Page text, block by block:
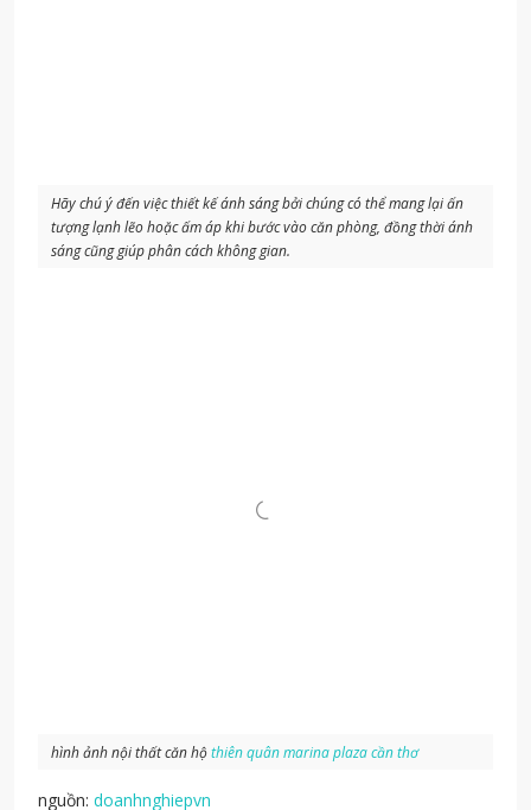
Hãy chú ý đến việc thiết kế ánh sáng bởi chúng có thể mang lại ấn
tượng lạnh lẽo hoặc ấm áp khi bước vào căn phòng, đồng thời ánh
sáng cũng giúp phân cách không gian.
hình ảnh nội thất căn hộthiên quân marina plaza cần thơ
nguồn: doanhnghiepvn